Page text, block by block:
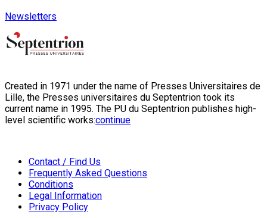
Newsletters
Created in 1971 under the name of Presses Universitaires de
Lille, the Presses universitaires du Septentrion took its
current name in 1995. The PU du Septentrion publishes high-
level scientific works:continue
Contact / Find Us
Frequently Asked Questions
Conditions
Legal Information
Privacy Policy